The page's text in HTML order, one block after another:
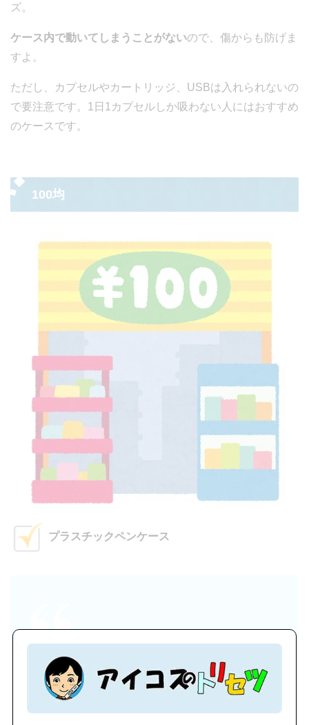
ズ。
ケース内で動いてしまうことがないので、傷からも防げま
すよ。
ただし、カプセルやカートリッジ、USBは入れられないの
で要注意です。1日1カプセルしか吸わない人にはおすすめ
のケースです。
100均
プラスチックペンケース
プルームテックの充電ｱﾀﾞﾌﾟﾀも持ち歩きたいから
100均でﾍﾟﾝｹｰｽ買ってきた(･∀･)#プルームテック
pic.twitter.com/7MqQrpTOOh